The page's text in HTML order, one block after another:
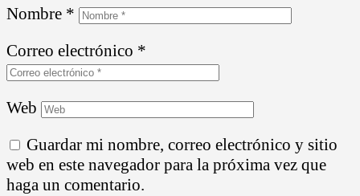
Nombre *
Correo electrónico *
Web
Guardar mi nombre, correo electrónico y sitio
web en este navegador para la próxima vez que
haga un comentario.